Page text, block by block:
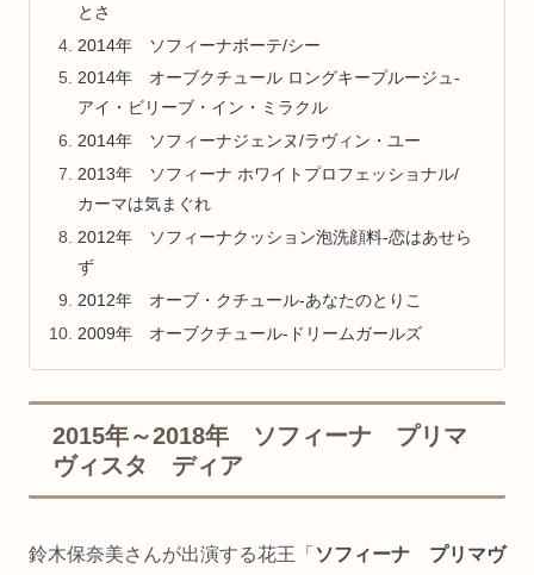
とさ
2014年 ソフィーナボーテ/シー
2014年 オーブクチュール ロングキープルージュ-
アイ・ビリーブ・イン・ミラクル
2014年 ソフィーナジェンヌ/ラヴィン・ユー
2013年 ソフィーナ ホワイトプロフェッショナル/
カーマは気まぐれ
2012年 ソフィーナクッション泡洗顔料-恋はあせら
ず
2012年 オーブ・クチュール-あなたのとりこ
2009年 オーブクチュール-ドリームガールズ
2015年～2018年 ソフィーナ プリマ
ヴィスタ ディア
鈴木保奈美さんが出演する花王「 ソフィーナ プリマヴ